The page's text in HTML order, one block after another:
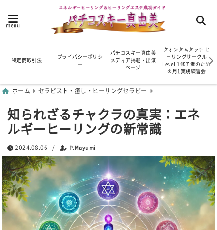
menu
特定商取引法
プライバシーポリシ
ー
パチコスキー真由美
メディア掲載・出演
ページ
クォンタムタッチ ヒ
ーリングサークル
Level 1修了者のため
の月1実践練習会
ホーム セラピスト・癒し・ヒーリングセラピー
知られざるチャクラの真実：エネ
ルギーヒーリングの新常識
2024.08.06 / P.Mayumi